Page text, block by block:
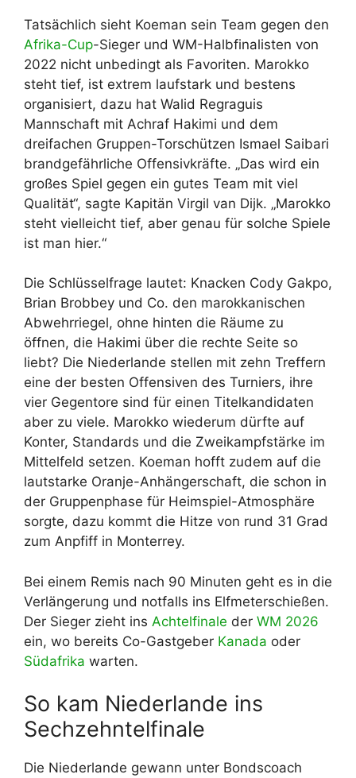
Tatsächlich sieht Koeman sein Team gegen den
Afrika-Cup-Sieger und WM-Halbfinalisten von
2022 nicht unbedingt als Favoriten. Marokko
steht tief, ist extrem laufstark und bestens
organisiert, dazu hat Walid Regraguis
Mannschaft mit Achraf Hakimi und dem
dreifachen Gruppen-Torschützen Ismael Saibari
brandgefährliche Offensivkräfte. „Das wird ein
großes Spiel gegen ein gutes Team mit viel
Qualität“, sagte Kapitän Virgil van Dijk. „Marokko
steht vielleicht tief, aber genau für solche Spiele
ist man hier.“
Die Schlüsselfrage lautet: Knacken Cody Gakpo,
Brian Brobbey und Co. den marokkanischen
Abwehrriegel, ohne hinten die Räume zu
öffnen, die Hakimi über die rechte Seite so
liebt? Die Niederlande stellen mit zehn Treffern
eine der besten Offensiven des Turniers, ihre
vier Gegentore sind für einen Titelkandidaten
aber zu viele. Marokko wiederum dürfte auf
Konter, Standards und die Zweikampfstärke im
Mittelfeld setzen. Koeman hofft zudem auf die
lautstarke Oranje-Anhängerschaft, die schon in
der Gruppenphase für Heimspiel-Atmosphäre
sorgte, dazu kommt die Hitze von rund 31 Grad
zum Anpfiff in Monterrey.
Bei einem Remis nach 90 Minuten geht es in die
Verlängerung und notfalls ins Elfmeterschießen.
Der Sieger zieht ins Achtelfinale der WM 2026
ein, wo bereits Co-Gastgeber Kanada oder
Südafrika warten.
So kam Niederlande ins
Sechzehntelfinale
Die Niederlande gewann unter Bondscoach